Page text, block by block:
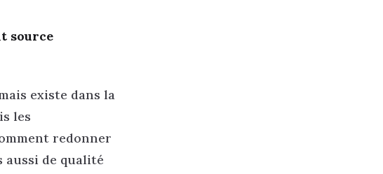
source
existe dans la
les
redonner
aussi de qualité